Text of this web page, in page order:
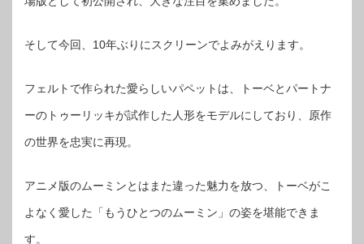
そして今回、10年ぶりにスクリーンでよみがえります。
フェルトで作られた愛らしいパペットは、トーベとパートナ
ーのトゥーリッキが試作した人形をモデルにしており、原作
の世界を忠実に再現。
アニメ版のムーミンとはまた違った魅力を放つ、トーベがこ
よなく愛した「もうひとつのムーミン」の姿を堪能できま
す。